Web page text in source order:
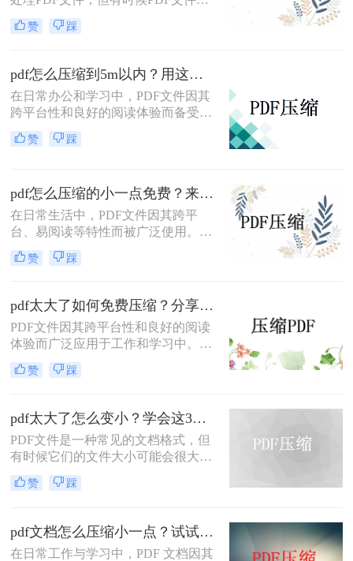
大，不便于传输和存储。那么怎么压
缩pdf文件大小免费呢？本文将介绍两
赞 踩
pdf怎么压缩到5m以内？用这二种压缩方法！
在日常办公和学习中，PDF文件因其
跨平台性和良好的阅读体验而备受欢
迎。然而，有时PDF文件过大，不仅
占用存储空间，还会影响传输速度。
的方法。
赞 踩
pdf怎么压缩的小一点免费？来试试这二种压缩方法！
在日常生活中，PDF文件因其跨平
台、易阅读等特性而被广泛使用。然
而，当PDF文件体积过大时，会给存
储和传输带来诸多不便。那么pdf怎么
种免费且实用的PDF压缩方法。
赞 踩
pdf太大了如何免费压缩？分享二种压缩方法！
PDF文件因其跨平台性和良好的阅读
体验而广泛应用于工作和学习中。然
而，有时PDF文件体积过大，不仅占
用存储空间，还会影响传输速度。那
介绍两种免费压缩PDF文件的方法。
赞 踩
pdf太大了怎么变小？学会这3个方法就够了！
PDF文件是一种常见的文档格式，但
有时候它们的文件大小可能会很大，
难以通过电子邮件或其他方式共享。
在这种情况下，大家可以使用以下方
大了怎么变小吧。
赞 踩
pdf文档怎么压缩小一点？试试这5个压缩方法！
在日常工作与学习中，PDF 文档因其